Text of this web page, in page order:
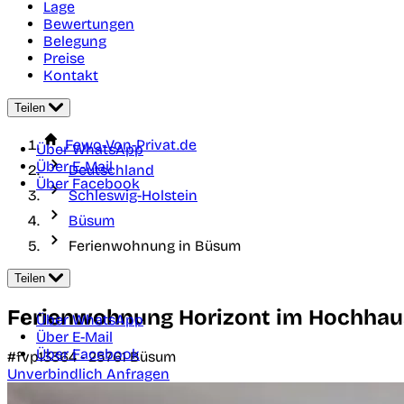
Lage
Bewertungen
Belegung
Preise
Kontakt
Teilen
Über WhatsApp
Über E-Mail
Über Facebook
Fewo-Von-Privat.de
Deutschland
Schleswig-Holstein
Büsum
Ferienwohnung in Büsum
Teilen
Über WhatsApp
Über E-Mail
Über Facebook
Ferienwohnung Horizont im
#fvp13364 -25761Büsum
Unverbindlich Anfragen